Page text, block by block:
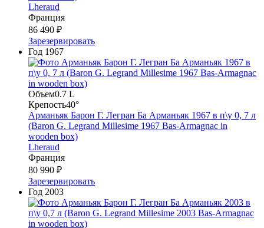
Lheraud
Франция
86 490 ₽
Зарезервировать
Год 1967
Объем0.7 L
Крепость40°
Арманьяк Барон Г. Легран Ба Арманьяк 1967 в п\у 0, 7 л
(Baron G. Legrand Millesime 1967 Bas-Armagnac in
wooden box)
Lheraud
Франция
80 990 ₽
Зарезервировать
Год 2003